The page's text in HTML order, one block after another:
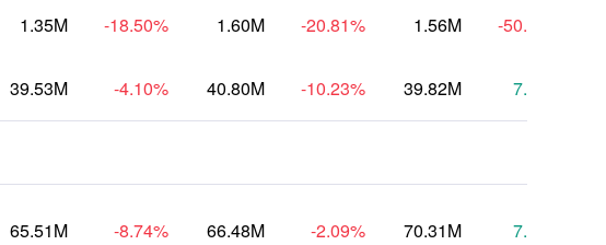
1.35M -18.50% 1.60M -20.81% 1.56M -50.55
39.53M -4.10% 40.80M -10.23% 39.82M 7.99
65.51M -8.74% 66.48M -2.09% 70.31M 7.47